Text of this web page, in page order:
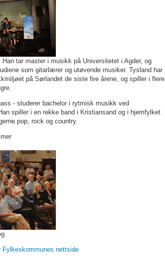
Han tar master i musikk på Universitetet i Agder, og
som gitarlærer og utøvende musiker. Tysland har
på Sørlandet de siste fire årene, og spiller i flere
- studerer bachelor i rytmisk musikk ved
spiller i en rekke band i Kristiansand og i hjemfylket
pop, rock og country.
Fylkeskommunes nettside